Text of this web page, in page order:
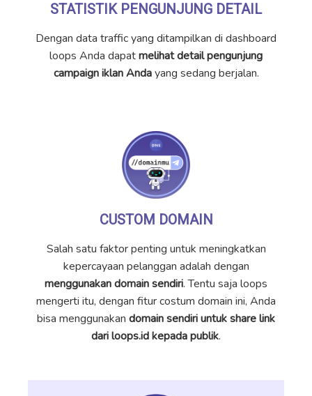
STATISTIK PENGUNJUNG DETAIL
Dengan data traffic yang ditampilkan di dashboard
loops Anda dapatmelihat detail pengunjung
campaign iklan Andayang sedang berjalan.
CUSTOM DOMAIN
Salah satu faktor penting untuk meningkatkan
kepercayaan pelanggan adalah dengan
menggunakan domain sendiri. Tentu saja loops
mengerti itu, dengan fitur costum domain ini, Anda
bisa menggunakan domain sendiri untuk share link
dari loops.id kepada publik.